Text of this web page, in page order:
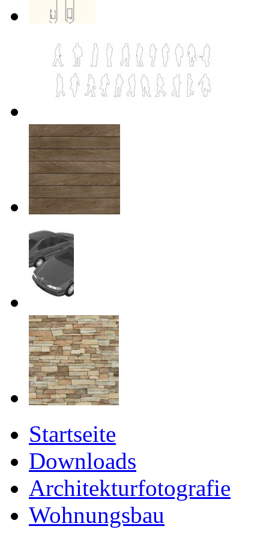
Startseite
Downloads
Architekturfotografie
Wohnungsbau